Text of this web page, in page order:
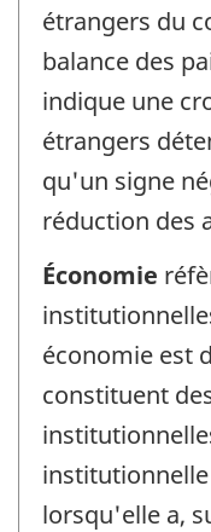
étrangers du
balance des
indique une
étrangers
qu'un signe
réduction des
Économie
économie est
constituent
lorsqu'elle a,